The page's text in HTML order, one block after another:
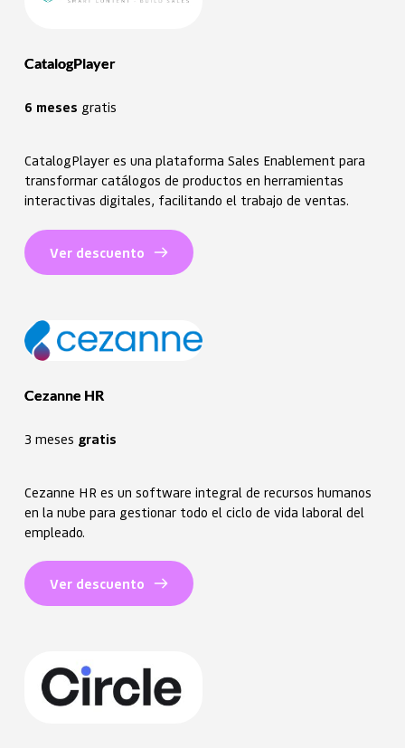
CatalogPlayer
6 meses gratis
CatalogPlayer es una plataforma Sales Enablement para
transformar catálogos de productos en herramientas
interactivas digitales, facilitando el trabajo de ventas.
Ver descuento
Cezanne HR
3 meses gratis
Cezanne HR es un software integral de recursos humanos
en la nube para gestionar todo el ciclo de vida laboral del
empleado.
Ver descuento